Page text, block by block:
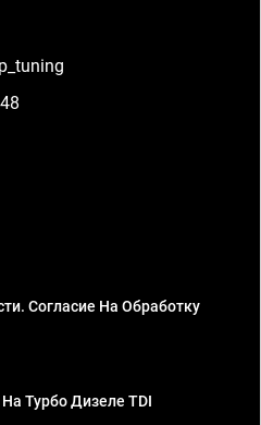
Согласие На Обработку
Турбо Дизеле TDI